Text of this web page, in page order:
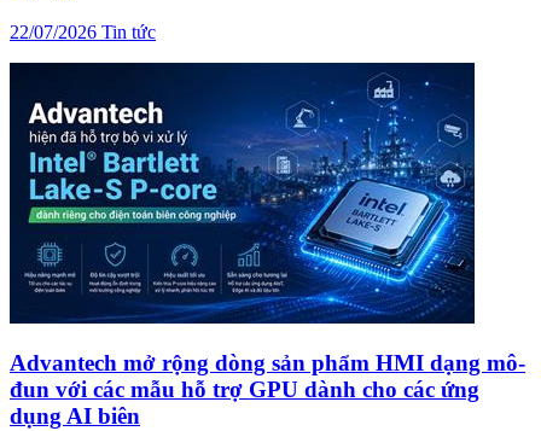
22/07/2026 Tin tức
Advantech mở rộng dòng sản phẩm HMI dạng mô-
đun với các mẫu hỗ trợ GPU dành cho các ứng
dụng AI biên